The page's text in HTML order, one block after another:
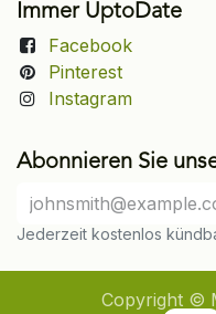
Immer UptoDate
Facebook
Pinterest
Instagram
Abonnieren Sie
Jederzeit kostenlos
Copyright ©